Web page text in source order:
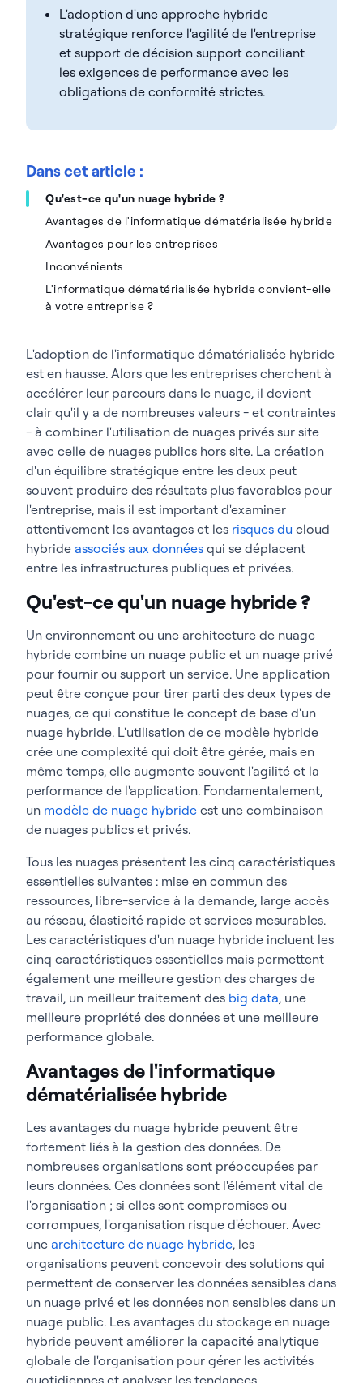
L'adoption d'une approche hybride
stratégique renforce l'agilité de l'entreprise
et support de décision support conciliant
les exigences de performance avec les
obligations de conformité strictes.
Dans cet article :
Qu'est-ce qu'un nuage hybride ?
Avantages de l'informatique dématérialisée hybride
Avantages pour les entreprises
Inconvénients
L'informatique dématérialisée hybride convient-elle
à votre entreprise ?
L'adoption de l'informatique dématérialisée hybride
est en hausse. Alors que les entreprises cherchent à
accélérer leur parcours dans le nuage, il devient
clair qu'il y a de nombreuses valeurs - et contraintes
- à combiner l'utilisation de nuages privés sur site
avec celle de nuages publics hors site. La création
d'un équilibre stratégique entre les deux peut
souvent produire des résultats plus favorables pour
l'entreprise, mais il est important d'examiner
attentivement les avantages et les risques du cloud
hybride associés aux données qui se déplacent
entre les infrastructures publiques et privées.
Qu'est-ce qu'un nuage hybride ?
Un environnement ou une architecture de nuage
hybride combine un nuage public et un nuage privé
pour fournir ou support un service. Une application
peut être conçue pour tirer parti des deux types de
nuages, ce qui constitue le concept de base d'un
nuage hybride. L'utilisation de ce modèle hybride
crée une complexité qui doit être gérée, mais en
même temps, elle augmente souvent l'agilité et la
performance de l'application. Fondamentalement,
un modèle de nuage hybride est une combinaison
de nuages publics et privés.
Tous les nuages présentent les cinq caractéristiques
essentielles suivantes : mise en commun des
ressources, libre-service à la demande, large accès
au réseau, élasticité rapide et services mesurables.
Les caractéristiques d'un nuage hybride incluent les
cinq caractéristiques essentielles mais permettent
également une meilleure gestion des charges de
travail, un meilleur traitement des big data, une
meilleure propriété des données et une meilleure
performance globale.
Avantages de l'informatique
dématérialisée hybride
Les avantages du nuage hybride peuvent être
fortement liés à la gestion des données. De
nombreuses organisations sont préoccupées par
leurs données. Ces données sont l'élément vital de
l'organisation ; si elles sont compromises ou
corrompues, l'organisation risque d'échouer. Avec
une architecture de nuage hybride, les
organisations peuvent concevoir des solutions qui
permettent de conserver les données sensibles dans
un nuage privé et les données non sensibles dans un
nuage public. Les avantages du stockage en nuage
hybride peuvent améliorer la capacité analytique
globale de l'organisation pour gérer les activités
quotidiennes et analyser les tendances